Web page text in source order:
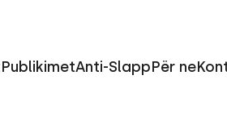
PublikimetAnti-SlappPër ne